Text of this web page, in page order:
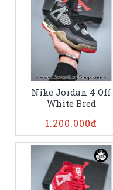
Nike Jordan 4 Off
White Bred
1.200.000đ